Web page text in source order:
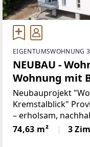
EIGENTUMSWOHNUNG
NEUBAU -
Wohnung mit
Neubauprojekt
Kremstalblick"
– erholsam,
Ortsende der
Senftenberg -
74,63 m² 3